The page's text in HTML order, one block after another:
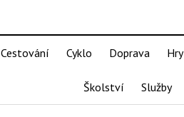
Cestování Cyklo Doprava Hry
Školství Služby